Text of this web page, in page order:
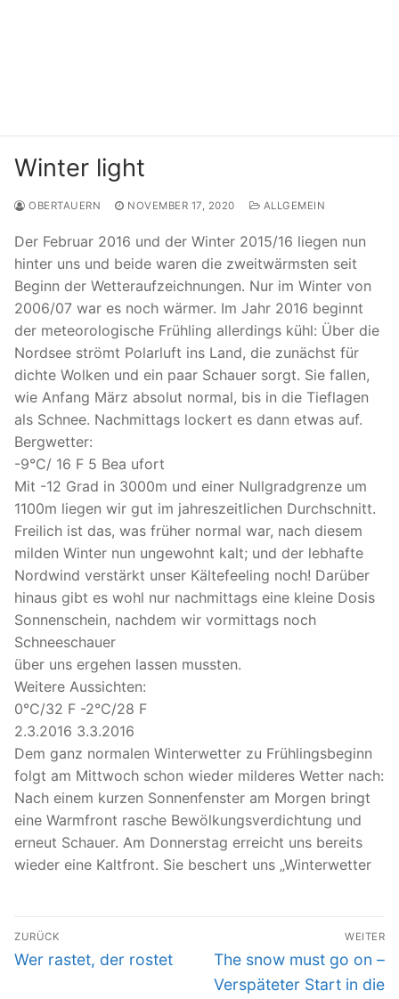
Winter light
OBERTAUERN NOVEMBER 17, 2020 ALLGEMEIN
Der Februar 2016 und der Winter 2015/16 liegen nun
hinter uns und beide waren die zweitwärmsten seit
Beginn der Wetteraufzeichnungen. Nur im Winter von
2006/07 war es noch wärmer. Im Jahr 2016 beginnt
der meteorologische Frühling allerdings kühl: Über die
Nordsee strömt Polarluft ins Land, die zunächst für
dichte Wolken und ein paar Schauer sorgt. Sie fallen,
wie Anfang März absolut normal, bis in die Tieflagen
als Schnee. Nachmittags lockert es dann etwas auf.
Bergwetter:
-9°C/ 16 F 5 Bea ufort
Mit -12 Grad in 3000m und einer Nullgradgrenze um
1100m liegen wir gut im jahreszeitlichen Durchschnitt.
Freilich ist das, was früher normal war, nach diesem
milden Winter nun ungewohnt kalt; und der lebhafte
Nordwind verstärkt unser Kältefeeling noch! Darüber
hinaus gibt es wohl nur nachmittags eine kleine Dosis
Sonnenschein, nachdem wir vormittags noch
Schneeschauer
über uns ergehen lassen mussten.
Weitere Aussichten:
0°C/32 F -2°C/28 F
2.3.2016 3.3.2016
Dem ganz normalen Winterwetter zu Frühlingsbeginn
folgt am Mittwoch schon wieder milderes Wetter nach:
Nach einem kurzen Sonnenfenster am Morgen bringt
eine Warmfront rasche Bewölkungsverdichtung und
erneut Schauer. Am Donnerstag erreicht uns bereits
wieder eine Kaltfront. Sie beschert uns „Winterwetter
Beitrags-
Navigation
ZURÜCK
Vorheriger
Wer rastet, der rostet
WEITER
Nächster
Beitrag:
The snow must go on –
Verspäteter Start in die